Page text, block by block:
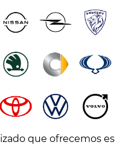
que ofrecemos es